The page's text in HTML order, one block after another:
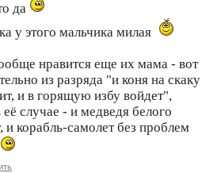
да
у этого мальчика милая
нравится еще их мама - вот
из разряда "и коня на скаку
и в горящую избу войдет",
её случае - и медведя белого
и корабль-самолет без проблем